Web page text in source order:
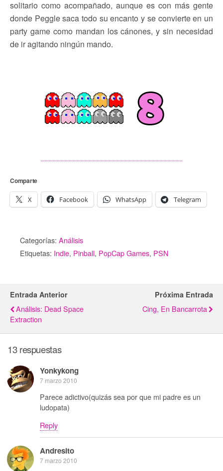
solitario como acompañado, aunque es con más gente
donde Peggle saca todo su encanto y se convierte en un
party game como mandan los cánones, y sin necesidad
de ir agitando ningún mando.
Comparte
X Facebook WhatsApp Telegram
Categorías: Análisis
Etiquetas: Indie, Pinball, PopCap Games, PSN
Entrada Anterior
Análisis: Dead Space
Extraction
Próxima Entrada
Cing, En Bancarrota
13 respuestas
Yonkykong
7 marzo 2010
Parece adictivo(quizás sea por que mi padre es un
ludopata)
Reply
Andresito
7 marzo 2010